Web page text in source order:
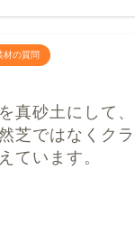
材の質問
真砂土にして
芝ではなくク
ています。